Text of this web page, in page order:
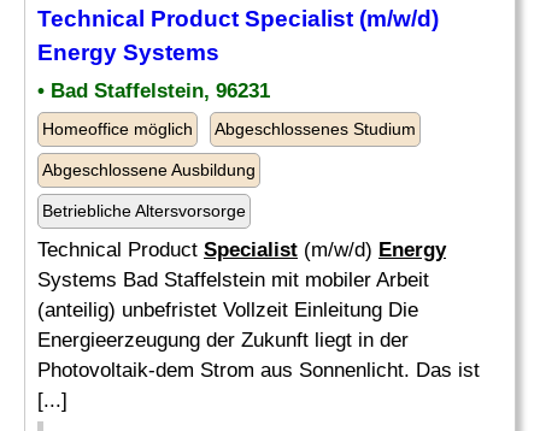
Technical Product Specialist (m/w/d)
Energy Systems
• Bad Staffelstein, 96231
Homeoffice möglich Abgeschlossenes Studium
Abgeschlossene Ausbildung
Betriebliche Altersvorsorge
Technical Product Specialist (m/w/d) Energy
Systems Bad Staffelstein mit mobiler Arbeit
(anteilig) unbefristet Vollzeit Einleitung Die
Energieerzeugung der Zukunft liegt in der
Photovoltaik-dem Strom aus Sonnenlicht. Das ist
[...]